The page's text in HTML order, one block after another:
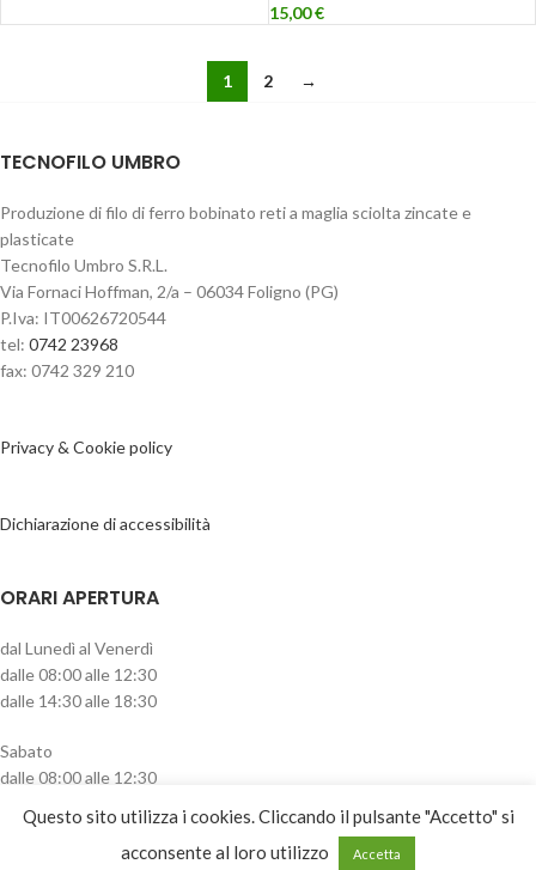
15,00€
1 2 →
TECNOFILO UMBRO
Produzione di filo di ferro bobinato reti a maglia sciolta zincate e
plasticate
Tecnofilo Umbro S.R.L.
Via Fornaci Hoffman, 2/a – 06034 Foligno (PG)
P.Iva: IT00626720544
tel: 0742 23968
fax: 0742 329 210
Privacy & Cookie policy
Dichiarazione di accessibilità
ORARI APERTURA
dal Lunedì al Venerdì
dalle 08:00 alle 12:30
dalle 14:30 alle 18:30
Sabato
dalle 08:00 alle 12:30
CATEGORIE PRODOTTO
Questo sito utilizza i cookies. Cliccando il pulsante "Accetto" si
acconsente al loro utilizzo
Accetta